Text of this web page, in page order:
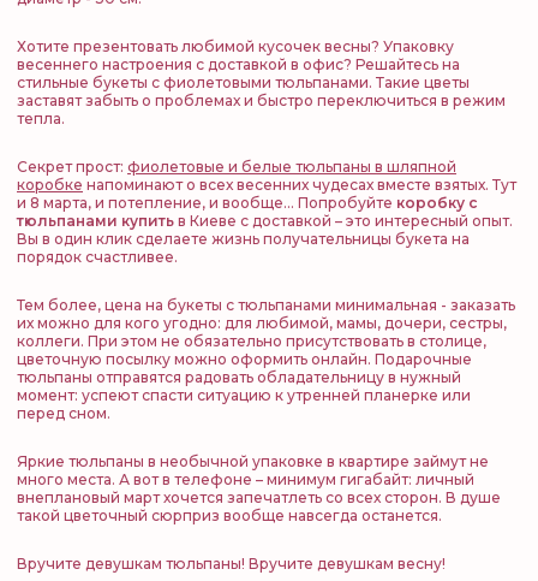
Хотите презентовать любимой кусочек весны? Упаковку
весеннего настроения с доставкой в офис? Решайтесь на
стильные букеты с фиолетовыми тюльпанами. Такие цветы
заставят забыть о проблемах и быстро переключиться в режим
тепла.
Секрет прост: фиолетовые и белые тюльпаны в шляпной
коробке напоминают о всех весенних чудесах вместе взятых. Тут
и 8 марта, и потепление, и вообще… Попробуйте коробку с
тюльпанами купить в Киеве с доставкой – это интересный опыт.
Вы в один клик сделаете жизнь получательницы букета на
порядок счастливее.
Тем более, цена на букеты с тюльпанами минимальная - заказать
их можно для кого угодно: для любимой, мамы, дочери, сестры,
коллеги. При этом не обязательно присутствовать в столице,
цветочную посылку можно оформить онлайн. Подарочные
тюльпаны отправятся радовать обладательницу в нужный
момент: успеют спасти ситуацию к утренней планерке или
перед сном.
Яркие тюльпаны в необычной упаковке в квартире займут не
много места. А вот в телефоне – минимум гигабайт: личный
внеплановый март хочется запечатлеть со всех сторон. В душе
такой цветочный сюрприз вообще навсегда останется.
Вручите девушкам тюльпаны! Вручите девушкам весну!